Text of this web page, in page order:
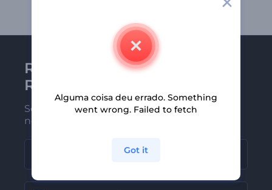
Receba a newsletter da
Renderforest
Seja um dos primeiros a receber
nossas últimas novidades e ofertas
Alguma coisa deu errado. Something
went wrong. Failed to fetch
Got it